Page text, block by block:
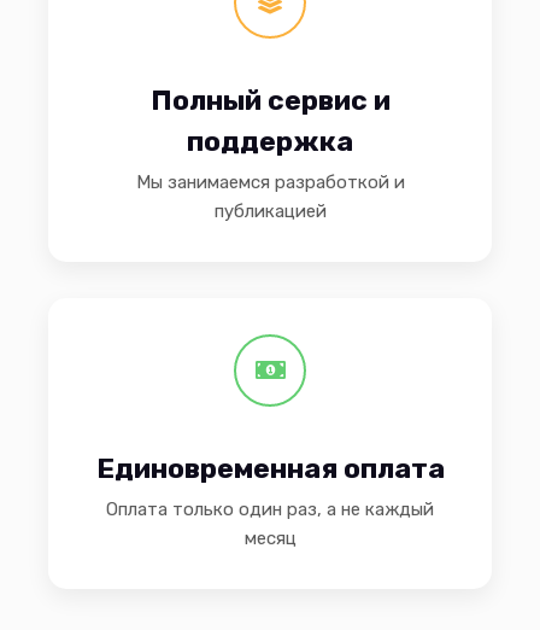
Полный сервис и
поддержка
Мы занимаемся разработкой и
публикацией
Единовременная оплата
Оплата только один раз, а не каждый
месяц